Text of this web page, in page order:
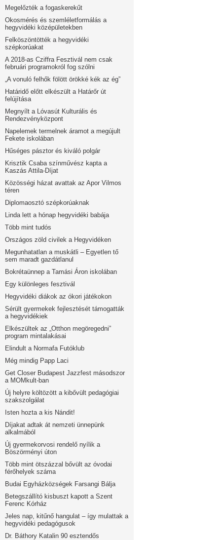
Megelőzték a fogaskerekűt
Okosmérés és szemléletformálás a
hegyvidéki középületekben
Felköszöntötték a hegyvidéki
szépkorúakat
A 2018-as Cziffra Fesztivál nem csak
februári programokról fog szólni
„A vonuló felhők fölött örökké kék az ég”
Határidő előtt elkészült a Határőr út
felújítása
Megnyílt a Lóvasút Kulturális és
Rendezvényközpont
Napelemek termelnek áramot a megújult
Fekete iskolában
Hűséges pásztor és kiváló polgár
Krisztik Csaba színművész kapta a
Kaszás Attila-Díjat
Közösségi házat avattak az Apor Vilmos
téren
Diplomaosztó szépkorúaknak
Linda lett a hónap hegyvidéki babája
Több mint tudós
Országos zöld civilek a Hegyvidéken
Megunhatatlan a muskátli – Egyetlen tő
sem maradt gazdátlanul
Bokrétaünnep a Tamási Áron iskolában
Egy különleges fesztivál
Hegyvidéki diákok az ókori játékokon
Sérült gyermekek fejlesztését támogatták
a hegyvidékiek
Elkészültek az „Otthon megöregedni”
program mintalakásai
Elindult a Normafa Futóklub
Még mindig Papp Laci
Get Closer Budapest Jazzfest másodszor
a MOMkult-ban
Új helyre költözött a kibővült pedagógiai
szakszolgálat
Isten hozta a kis Nándit!
Díjakat adtak át nemzeti ünnepünk
alkalmából
Új gyermekorvosi rendelő nyílik a
Böszörményi úton
Több mint ötszázzal bővült az óvodai
férőhelyek száma
Budai Egyházközségek Farsangi Bálja
Betegszállító kisbuszt kapott a Szent
Ferenc Kórház
Jeles nap, kitűnő hangulat – így mulattak a
hegyvidéki pedagógusok
Dr. Báthory Katalin 90 esztendős